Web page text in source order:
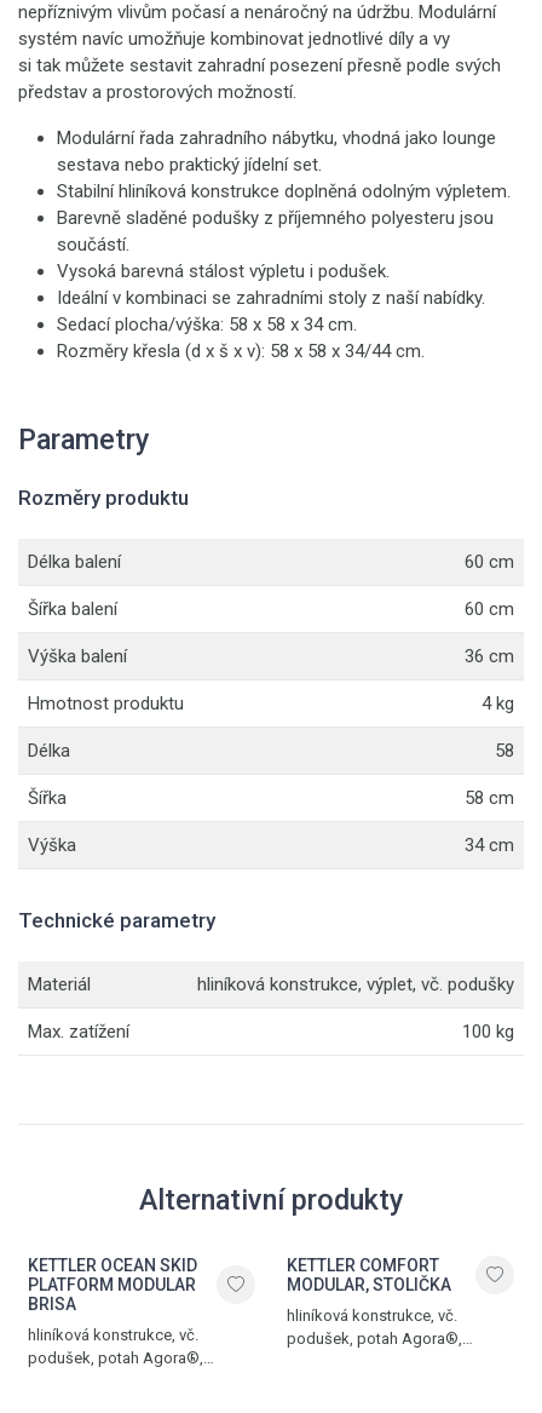
nepříznivým vlivům počasí a nenáročný na údržbu. Modulární
systém navíc umožňuje kombinovat jednotlivé díly a vy
si tak můžete sestavit zahradní posezení přesně podle svých
představ a prostorových možností.
Modulární řada zahradního nábytku, vhodná jako lounge
sestava nebo praktický jídelní set.
Stabilní hliníková konstrukce doplněná odolným výpletem.
Barevně sladěné podušky z příjemného polyesteru jsou
součástí.
Vysoká barevná stálost výpletu i podušek.
Ideální v kombinaci se zahradními stoly z naší nabídky.
Sedací plocha/výška: 58 x 58 x 34 cm.
Rozměry křesla (d x š x v): 58 x 58 x 34/44 cm.
Parametry
Rozměry produktu
Délka balení 60 cm
Šířka balení 60 cm
Výška balení 36 cm
Hmotnost produktu 4 kg
Délka 58
Šířka 58 cm
Výška 34 cm
Technické parametry
Materiál hliníková konstrukce, výplet, vč. podušky
Max. zatížení 100 kg
Alternativní produkty
KETTLER OCEAN SKID
PLATFORM MODULAR
BRISA
hliníková konstrukce, vč.
podušek, potah Agora®,
KETTLER COMFORT
MODULAR, STOLIČKA
hliníková konstrukce, vč.
podušek, potah Agora®,